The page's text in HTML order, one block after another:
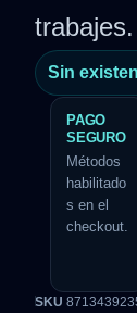
trabajes.
Sin
PAGO
SEGURO
Métodos
habilitado
s en el
checkout.
SKU